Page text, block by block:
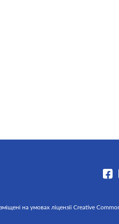
на умовах ліцензії Creative